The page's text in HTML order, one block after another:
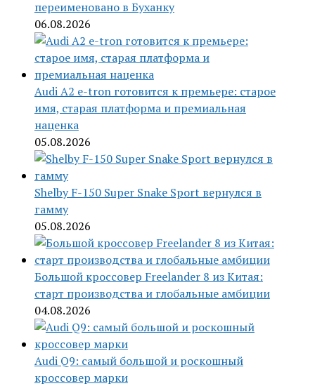
переименовано в Буханку
06.08.2026
Audi A2 e-tron готовится к премьере: старое
имя, старая платформа и премиальная
наценка
05.08.2026
Shelby F-150 Super Snake Sport вернулся в
гамму
05.08.2026
Большой кроссовер Freelander 8 из Китая:
старт производства и глобальные амбиции
04.08.2026
Audi Q9: самый большой и роскошный
кроссовер марки